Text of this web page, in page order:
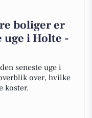
boliger er
i Holte -
seneste uge i
over, hvilke
koster.